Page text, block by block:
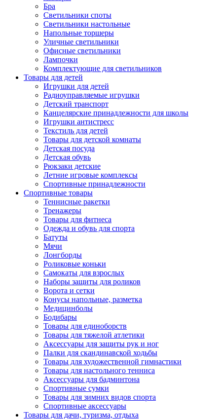
Бра
Светильники споты
Светильники настольные
Напольные торшеры
Уличные светильники
Офисные светильники
Лампочки
Комплектующие для светильников
Товары для детей
Игрушки для детей
Радиоуправляемые игрушки
Детский транспорт
Канцелярские принадлежности для школы
Игрушки антистресс
Текстиль для детей
Товары для детской комнаты
Детская посуда
Детская обувь
Рюкзаки детские
Летние игровые комплексы
Спортивные принадлежности
Спортивные товары
Теннисные ракетки
Тренажеры
Товары для фитнеса
Одежда и обувь для спорта
Батуты
Мячи
Лонгборды
Роликовые коньки
Самокаты для взрослых
Наборы защиты для роликов
Ворота и сетки
Конусы напольные, разметка
Медицинболы
Бодибары
Товары для единоборств
Товары для тяжелой атлетики
Аксессуары для защиты рук и ног
Палки для скандинавской ходьбы
Товары для художественной гимнастики
Товары для настольного тенниса
Аксессуары для бадминтона
Спортивные сумки
Товары для зимних видов спорта
Спортивные аксессуары
Товары для дачи, туризма, отдыха